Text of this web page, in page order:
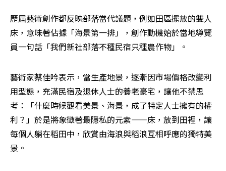
歷屆藝術創作都反映部落當代議題，例如田區擺放的雙人
床，意味著佔據「海景第一排」，創作動機始於當地導覽
員一句話「我們新社部落不種民宿只種農作物」。
藝術家蔡佳吟表示，當生產地景，逐漸因市場價格改變利
用型態，充滿民宿及退休人士的養老豪宅，讓他不禁思
考：「什麼時候觀看美景、海景，成了特定人士擁有的權
利？」於是將象徵著最隱私的元素——床，放到田裡，讓
每個人躺在稻田中，欣賞由海浪與稻浪互相呼應的獨特美
景。